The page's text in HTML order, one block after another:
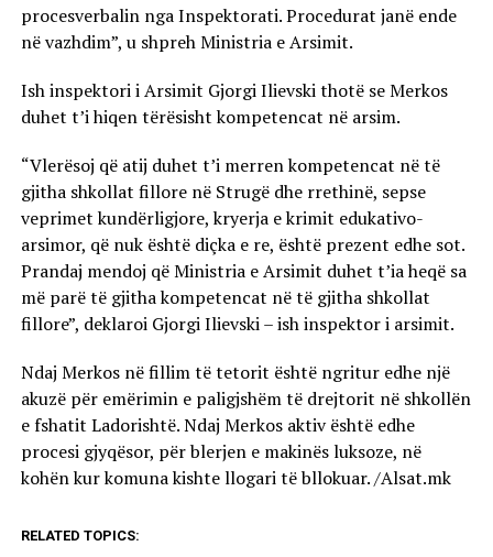
procesverbalin nga Inspektorati. Procedurat janë ende
në vazhdim”, u shpreh Ministria e Arsimit.
Ish inspektori i Arsimit Gjorgi Ilievski thotë se Merkos
duhet t’i hiqen tërësisht kompetencat në arsim.
“Vlerësoj që atij duhet t’i merren kompetencat në të
gjitha shkollat fillore në Strugë dhe rrethinë, sepse
veprimet kundërligjore, kryerja e krimit edukativo-
arsimor, që nuk është diçka e re, është prezent edhe sot.
Prandaj mendoj që Ministria e Arsimit duhet t’ia heqë sa
më parë të gjitha kompetencat në të gjitha shkollat
fillore”, deklaroi Gjorgi Ilievski – ish inspektor i arsimit.
Ndaj Merkos në fillim të tetorit është ngritur edhe një
akuzë për emërimin e paligjshëm të drejtorit në shkollën
e fshatit Ladorishtë. Ndaj Merkos aktiv është edhe
procesi gjyqësor, për blerjen e makinës luksoze, në
kohën kur komuna kishte llogari të bllokuar. /Alsat.mk
RELATED TOPICS: